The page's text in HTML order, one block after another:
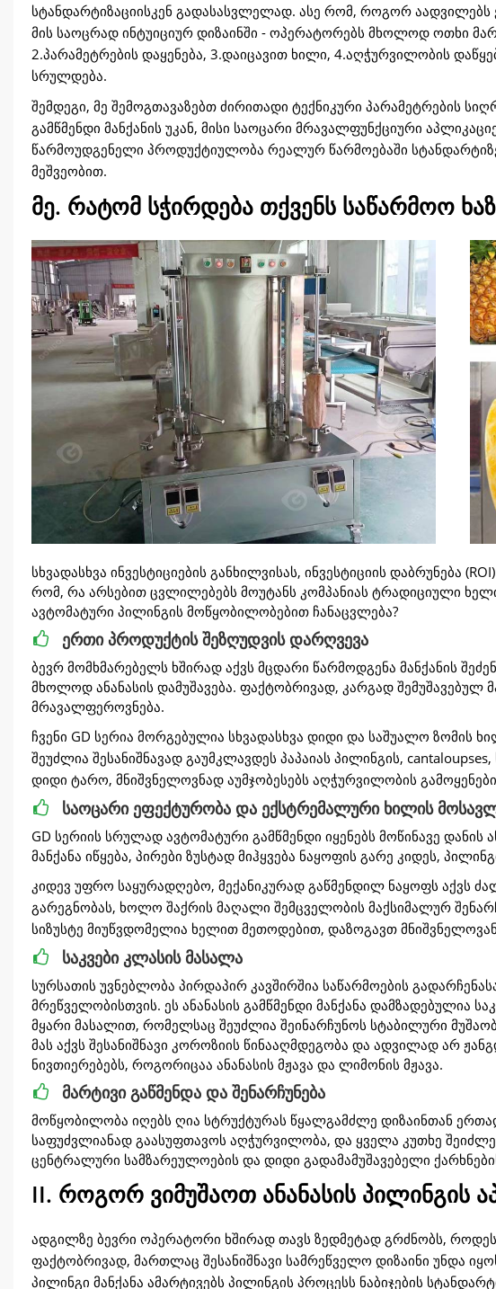
სტანდარტიზაციისკენ გადასასვლელად. ასე რომ, როგორ აადვილებს
მის საოცრად ინტუიციურ დიზაინში - ოპერატორებს მხოლოდ ოთხი
2.პარამეტრების დაყენება, 3.დაიცავით ხილი, 4.აღჭურვილობის
სრულდება.
შემდეგი, მე შემოგთავაზებთ ძირითადი ტექნიკური პარამეტრების
გამწმენდი მანქანის უკან, მისი საოცარი მრავალფუნქციური
წარმოუდგენელი პროდუქტიულობა რეალურ წარმოებაში
მეშვეობით.
მე. რატომ სჭირდება თქვენს საწარმოო
სხვადასხვა ინვესტიციების განხილვისას, ინვესტიციის დაბრუნება
რომ, რა არსებით ცვლილებებს მოუტანს კომპანიას ტრადიციული
ავტომატური პილინგის მოწყობილობებით ჩანაცვლება?
ერთი პროდუქტის შეზღუდვის დარღვევა
ბევრ მომხმარებელს ხშირად აქვს მცდარი წარმოდგენა მანქანის
მხოლოდ ანანასის დამუშავება. ფაქტობრივად, კარგად შემუშავებულ
მრავალფეროვნება.
ჩვენი GD სერია მორგებულია სხვადასხვა დიდი და საშუალო ზომის
შეუძლია შესანიშნავად გაუმკლავდეს პაპაიას პილინგის,
დიდი ტარო, მნიშვნელოვნად აუმჯობესებს აღჭურვილობის
საოცარი ეფექტურობა და ექსტრემალური ხილის
GD სერიის სრულად ავტომატური გამწმენდი იყენებს მოწინავე
მანქანა იწყება, პირები ზუსტად მიჰყვება ნაყოფის გარე კიდეს,
კიდევ უფრო საყურადღებო, მექანიკურად გაწმენდილ ნაყოფს აქვს
გარეგნობას, ხოლო შაქრის მაღალი შემცველობის მაქსიმალურ
სიზუსტე მიუწვდომელია ხელით მეთოდებით, დაზოგავთ
საკვები კლასის მასალა
სურსათის უვნებლობა პირდაპირ კავშირშია საწარმოების
მრეწველობისთვის. ეს ანანასის გამწმენდი მანქანა დამზადებულია
მყარი მასალით, რომელსაც შეუძლია შეინარჩუნოს სტაბილური
მას აქვს შესანიშნავი კოროზიის წინააღმდეგობა და ადვილად არ
ნივთიერებებს, როგორიცაა ანანასის მჟავა და ლიმონის მჟავა.
მარტივი გაწმენდა და შენარჩუნება
მოწყობილობა იღებს ღია სტრუქტურას წყალგამძლე დიზაინთან
საფუძვლიანად გაასუფთავოს აღჭურვილობა, და ყველა კუთხე
ცენტრალური სამზარეულოების და დიდი გადამამუშავებელი
II. როგორ ვიმუშაოთ ანანასის პილინგის
ადგილზე ბევრი ოპერატორი ხშირად თავს ზედმეტად გრძნობს,
ფაქტობრივად, მართლაც შესანიშნავი სამრეწველო დიზაინი უნდა
პილინგი მანქანა ამარტივებს პილინგის პროცესს ნაბიჯების